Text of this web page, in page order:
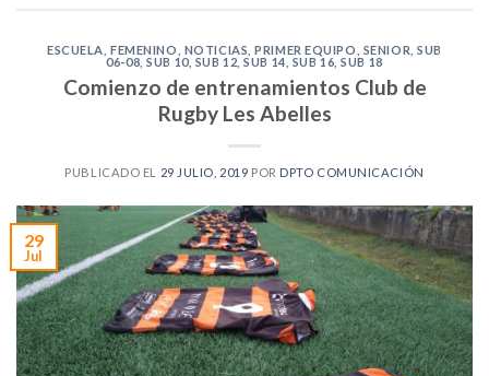
ESCUELA ,FEMENINO NOTICIAS ,PRIMER EQUIPO SENIOR ,SUB
06-08 ,SUB 10, SUB 12 ,SUB 14 SUB 16 ,SUB 18
Comienzo de entrenamientos Club de
Rugby Les Abelles
PUBLICADO EL 29 JULIO, 2019 POR DPTO COMUNICACIÓN
29
Jul